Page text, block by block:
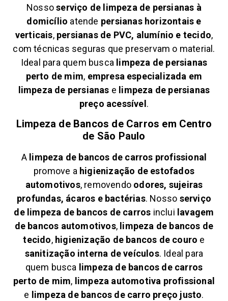
Nossoserviço de limpeza de persianas à
domicílio atende persianas horizontais e
verticais, persianas de PVC, alumínio e tecido,
com técnicas seguras que preservam o material.
Ideal para quem busca limpeza de persianas
perto de mim, empresa especializada em
limpeza de persianas e limpeza de persianas
preço acessível.
Limpeza de Bancos de Carros em Centro
de São Paulo
A limpeza de bancos de carros profissional
promove a higienização de estofados
automotivos, removendo odores, sujeiras
profundas, ácaros e bactérias. Nosso serviço
de limpeza de bancos de carros inclui lavagem
de bancos automotivos, limpeza de bancos de
tecido, higienização de bancos de couro e
sanitização interna de veículos. Ideal para
quem busca limpeza de bancos de carros
perto de mim, limpeza automotiva profissional
e limpeza de bancos de carro preço justo.